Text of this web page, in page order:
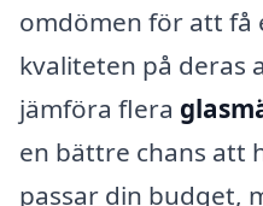
omdömen för att få
kvaliteten på deras
jämföra flera
en bättre chans att
passar din budget,